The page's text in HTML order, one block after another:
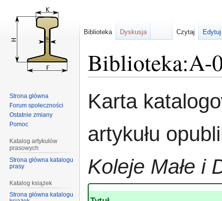
Biblioteka:A-
do
do
Karta
artykułu
Koleje Małe i
Biblioteka Dyskusja Czytaj
Strona główna
Forum społeczności
Ostatnie zmiany
Pomoc
Katalog artykułów
prasowych
Strona główna katalogu
prasy
Katalog książek
Strona główna katalogu